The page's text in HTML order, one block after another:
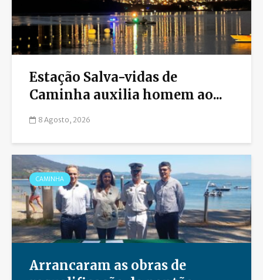
Estação Salva-vidas de
Caminha auxilia homem ao...
8 Agosto, 2026
CAMINHA
Arrancaram as obras de